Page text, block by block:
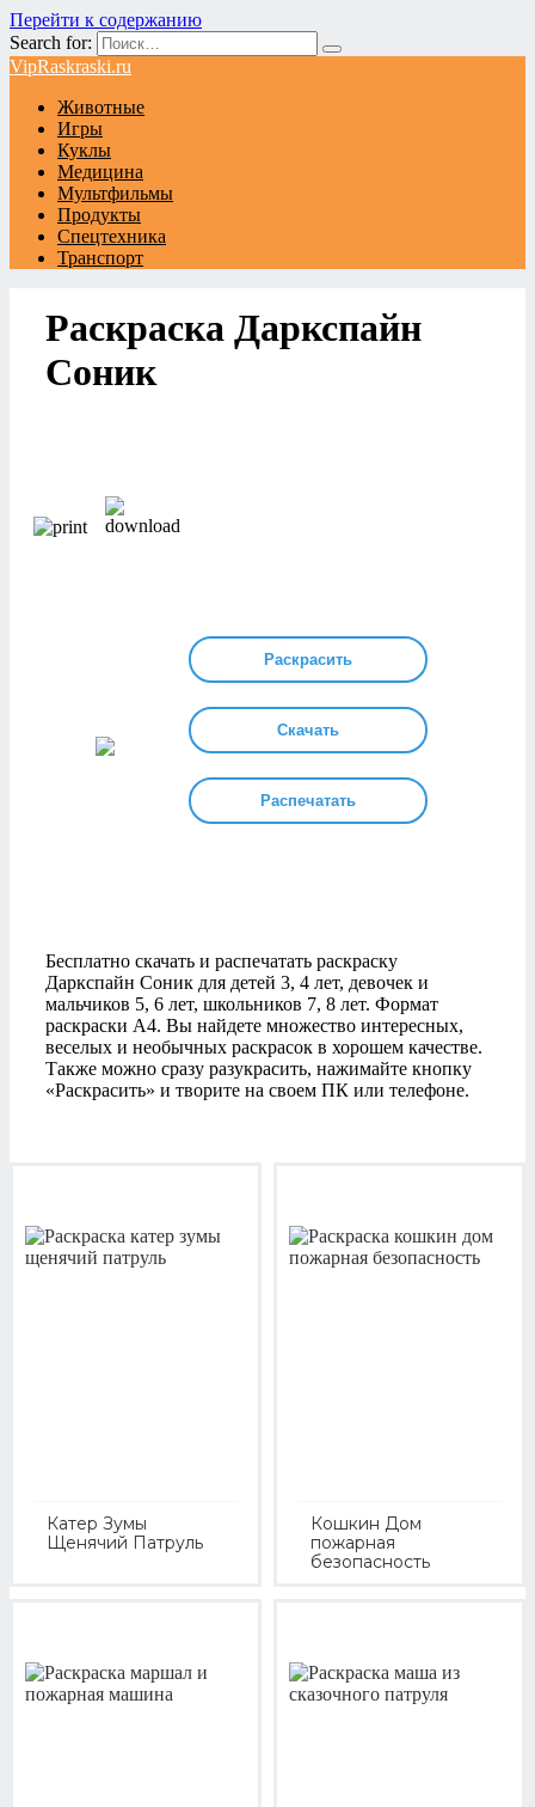
Перейти к содержанию
Search for:
VipRaskraski.ru
Животные
Игры
Куклы
Медицина
Мультфильмы
Продукты
Спецтехника
Транспорт
Раскраска Даркспайн
Соник
Раскрасить
Скачать
Распечатать
Бесплатно скачать и распечатать раскраску
Даркспайн Соник для детей 3, 4 лет, девочек и
мальчиков 5, 6 лет, школьников 7, 8 лет. Формат
раскраски А4. Вы найдете множество интересных,
веселых и необычных раскрасок в хорошем качестве.
Также можно сразу разукрасить, нажимайте кнопку
«Раскрасить» и творите на своем ПК или телефоне.
Катер Зумы
Щенячий Патруль
Кошкин Дом
пожарная
безопасность